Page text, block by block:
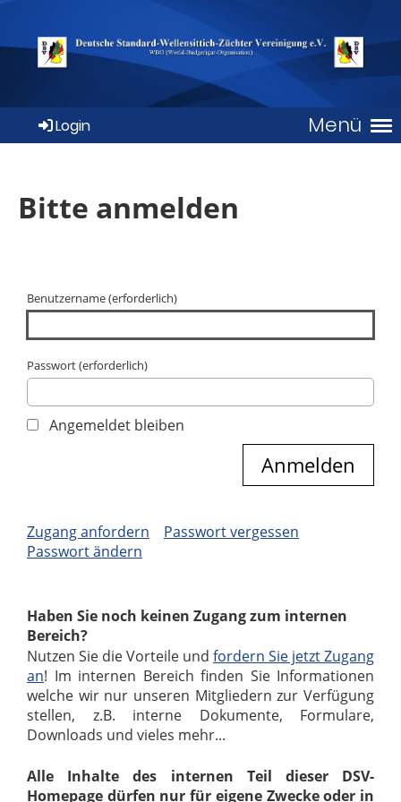
Menü
Login
Bitte anmelden
Benutzername (erforderlich)
Passwort (erforderlich)
Angemeldet bleiben
Zugang anfordern
Passwort vergessen
Passwort ändern
Haben Sie noch keinen Zugang zum internen
Bereich?
Nutzen Sie die Vorteile und fordern Sie jetzt Zugang
an! Im internen Bereich finden Sie Informationen
welche wir nur unseren Mitgliedern zur Verfügung
stellen, z.B. interne Dokumente, Formulare,
Downloads und vieles mehr...
Alle Inhalte des internen Teil dieser DSV-
Homepage dürfen nur für eigene Zwecke oder in